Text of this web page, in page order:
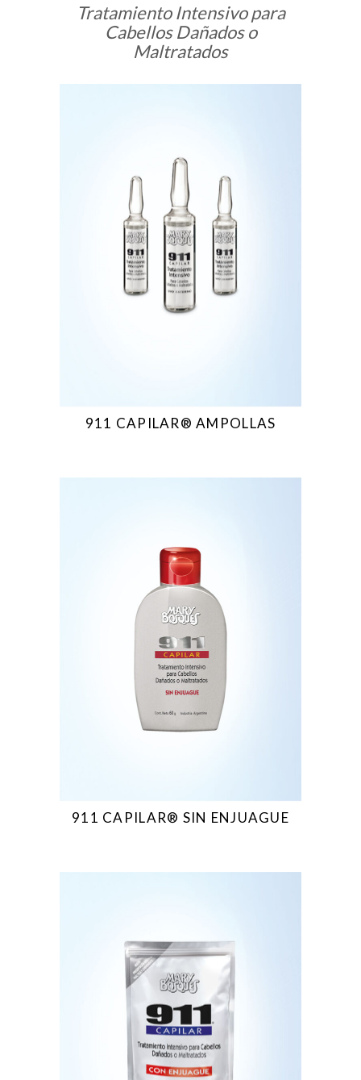
Tratamiento Intensivo para
Cabellos Dañados o
Maltratados
911 CAPILAR® AMPOLLAS
911 CAPILAR® SIN ENJUAGUE